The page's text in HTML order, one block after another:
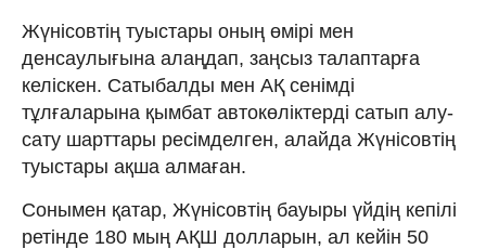
Жүнісовтің туыстары оның өмірі мен
денсаулығына алаңдап, заңсыз талаптарға
келіскен. Сатыбалды мен АҚ сенімді
тұлғаларына қымбат автокөліктерді сатып алу-
сату шарттары ресімделген, алайда Жүнісовтің
туыстары ақша алмаған.
Сонымен қатар, Жүнісовтің бауыры үйдің кепілі
ретінде 180 мың АҚШ долларын, ал кейін 50